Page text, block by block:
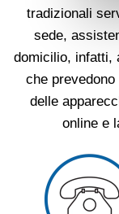
tradizionali
sede,
domicilio, infatti,
che
delle
online e